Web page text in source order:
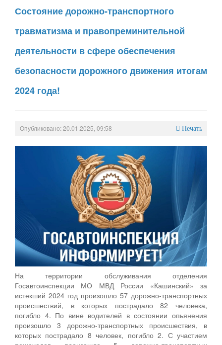
Состояние дорожно-транспортного
травматизма и правопреминительной
деятельности в сфере обеспечения
безопасности дорожного движения итогам
2024 года!
Опубликовано: 20.01.2025, 09:58 Печать
На территории обслуживания отделения
Госавтоинспекции МО МВД России «Кашинский» за
истекший 2024 год произошло 57 дорожно-транспортных
происшествий, в которых пострадало 82 человека,
погибло 4. По вине водителей в состоянии опьянения
произошло 3 дорожно-транспортных происшествия, в
которых пострадало 8 человек, погибло 2. С участием